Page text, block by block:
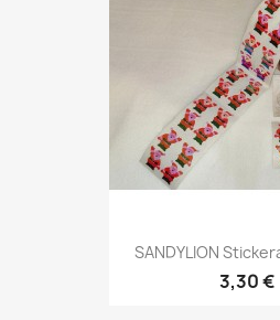
SANDYLION
3,30 €